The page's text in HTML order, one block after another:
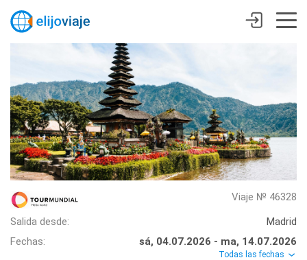
Viaje № 46328
Salida desde:
Madrid
Fechas:
sá, 04.07.2026 - ma, 14.07.2026
Todas las fechas